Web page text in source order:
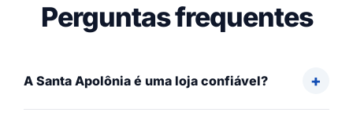
Perguntas frequentes
A Santa Apolônia é uma loja confiável?